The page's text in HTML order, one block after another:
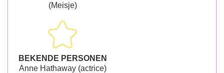
(Meisje)
BEKENDE PERSONEN
Anne Hathaway (actrice)